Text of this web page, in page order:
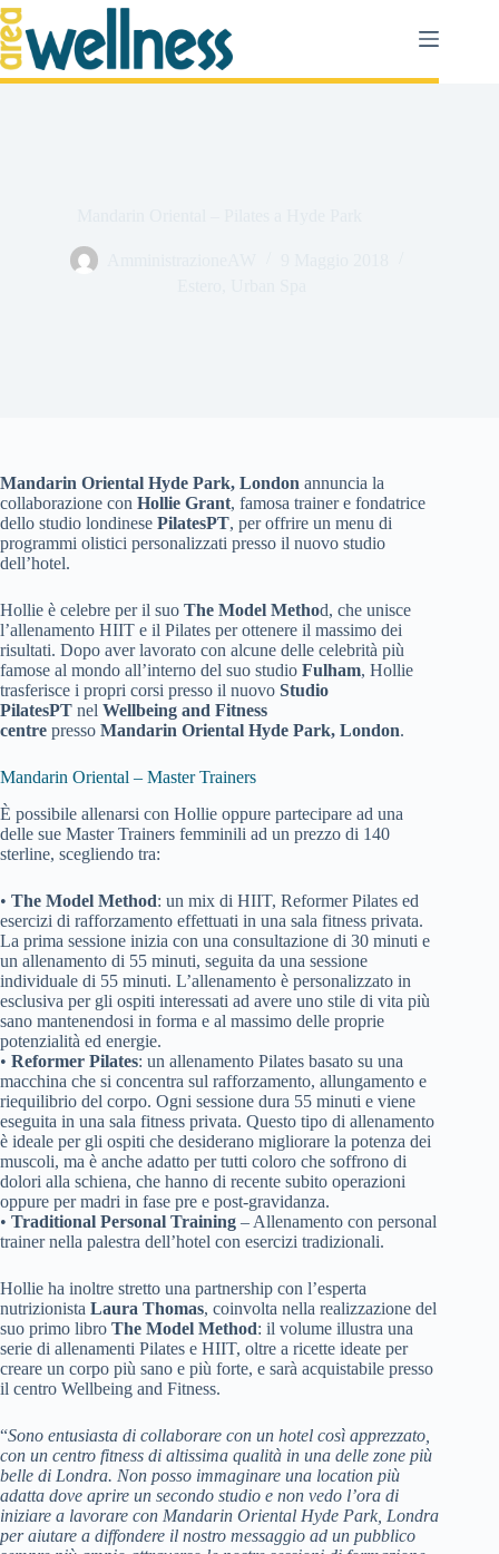
Salta
al
contenuto
Mandarin Oriental Hyde Park, London annuncia la
collaborazione con Hollie Grant, famosa trainer e fondatrice
dello studio londinese PilatesPT, per offrire un menu di
programmi olistici personalizzati presso il nuovo studio
dell’hotel.
Hollie è celebre per il suo The Model Method, che unisce
l’allenamento HIIT e il Pilates per ottenere il massimo dei
risultati. Dopo aver lavorato con alcune delle celebrità più
famose al mondo all’interno del suo studio Fulham, Hollie
trasferisce i propri corsi presso il nuovo Studio
PilatesPT nel Wellbeing and Fitness
centre presso Mandarin Oriental Hyde Park, London.
Mandarin Oriental – Master Trainers
È possibile allenarsi con Hollie oppure partecipare ad una
delle sue Master Trainers femminili ad un prezzo di 140
sterline, scegliendo tra:
• The Model Method: un mix di HIIT, Reformer Pilates ed
esercizi di rafforzamento effettuati in una sala fitness privata.
La prima sessione inizia con una consultazione di 30 minuti e
un allenamento di 55 minuti, seguita da una sessione
individuale di 55 minuti. L’allenamento è personalizzato in
esclusiva per gli ospiti interessati ad avere uno stile di vita più
sano mantenendosi in forma e al massimo delle proprie
potenzialità ed energie.
• Reformer Pilates: un allenamento Pilates basato su una
macchina che si concentra sul rafforzamento, allungamento e
riequilibrio del corpo. Ogni sessione dura 55 minuti e viene
eseguita in una sala fitness privata. Questo tipo di allenamento
è ideale per gli ospiti che desiderano migliorare la potenza dei
muscoli, ma è anche adatto per tutti coloro che soffrono di
dolori alla schiena, che hanno di recente subito operazioni
oppure per madri in fase pre e post-gravidanza.
• Traditional Personal Training – Allenamento con personal
trainer nella palestra dell’hotel con esercizi tradizionali.
Hollie ha inoltre stretto una partnership con l’esperta
nutrizionista Laura Thomas, coinvolta nella realizzazione del
suo primo libro The Model Method: il volume illustra una
serie di allenamenti Pilates e HIIT, oltre a ricette ideate per
creare un corpo più sano e più forte, e sarà acquistabile presso
il centro Wellbeing and Fitness.
“Sono entusiasta di collaborare con un hotel così apprezzato,
con un centro fitness di altissima qualità in una delle zone più
belle di Londra. Non posso immaginare una location più
adatta dove aprire un secondo studio e non vedo l’ora di
iniziare a lavorare con Mandarin Oriental Hyde Park, Londra
per aiutare a diffondere il nostro messaggio ad un pubblico